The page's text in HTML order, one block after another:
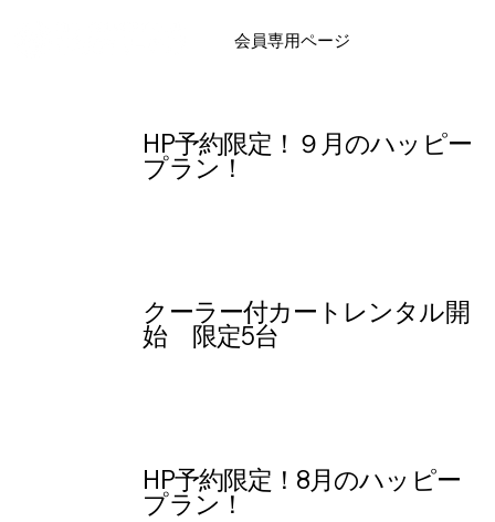
会員専用ページ
HP予約限定！９月のハッピー
プラン！
クーラー付カートレンタル開
始 限定5台
HP予約限定！8月のハッピー
プラン！